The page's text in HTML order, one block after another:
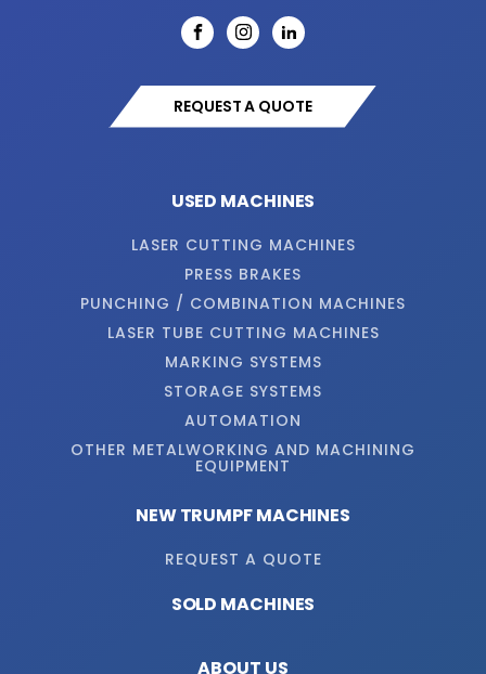
REQUEST A QUOTE
USED MACHINES
LASER CUTTING MACHINES
PRESS BRAKES
PUNCHING / COMBINATION MACHINES
LASER TUBE CUTTING MACHINES
MARKING SYSTEMS
STORAGE SYSTEMS
AUTOMATION
OTHER METALWORKING AND MACHINING
EQUIPMENT
NEW TRUMPF MACHINES
REQUEST A QUOTE
SOLD MACHINES
ABOUT US